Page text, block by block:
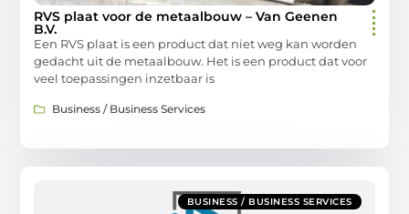
RVS plaat voor de metaalbouw – Van Geenen
B.V.
Een RVS plaat is een product dat niet weg kan worden
gedacht uit de metaalbouw. Het is een product dat voor
veel toepassingen inzetbaar is
Business / Business Services
BUSINESS / BUSINESS SERVICES